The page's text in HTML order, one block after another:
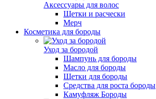
Аксессуары для волос
Щетки и расчески
Мерч
Косметика для бороды
Уход за бородой
Шампунь для бороды
Масло для бороды
Щетки для бороды
Средства для роста бороды
Камуфляж Бороды